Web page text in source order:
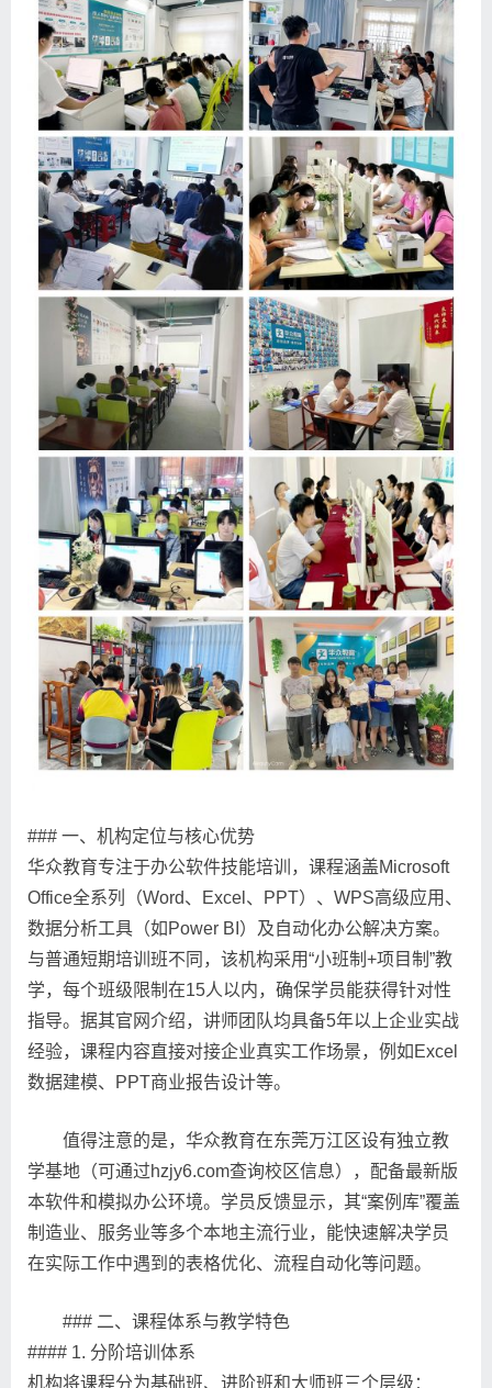
### 一、机构定位与核心优势
华众教育专注于办公软件技能培训，课程涵盖Microsoft
Office全系列（Word、Excel、PPT）、WPS高级应用、
数据分析工具（如Power BI）及自动化办公解决方案。
与普通短期培训班不同，该机构采用“小班制+项目制”教
学，每个班级限制在15人以内，确保学员能获得针对性
指导。据其官网介绍，讲师团队均具备5年以上企业实战
经验，课程内容直接对接企业真实工作场景，例如Excel
数据建模、PPT商业报告设计等。
值得注意的是，华众教育在东莞万江区设有独立教
学基地（可通过hzjy6.com查询校区信息），配备最新版
本软件和模拟办公环境。学员反馈显示，其“案例库”覆盖
制造业、服务业等多个本地主流行业，能快速解决学员
在实际工作中遇到的表格优化、流程自动化等问题。
### 二、课程体系与教学特色
#### 1. 分阶培训体系
机构将课程分为基础班、进阶班和大师班三个层级：